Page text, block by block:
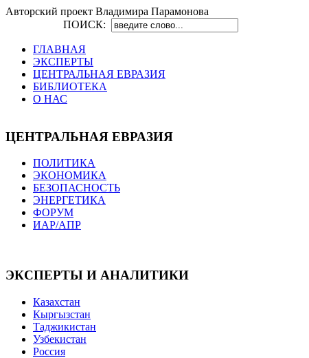
Авторский проект Владимира Парамонова
ПОИСК:
ГЛАВНАЯ
ЭКСПЕРТЫ
ЦЕНТРАЛЬНАЯ ЕВРАЗИЯ
БИБЛИОТЕКА
О НАС
ЦЕНТРАЛЬНАЯ ЕВРАЗИЯ
ПОЛИТИКА
ЭКОНОМИКА
БЕЗОПАСНОСТЬ
ЭНЕРГЕТИКА
ФОРУМ
ИАР/АПР
ЭКСПЕРТЫ И АНАЛИТИКИ
Казахстан
Кыргызстан
Таджикистан
Узбекистан
Россия